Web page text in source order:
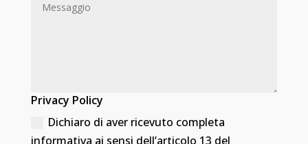
Privacy Policy
Dichiaro di aver ricevuto completa
informativa ai sensi dell’articolo 13 del